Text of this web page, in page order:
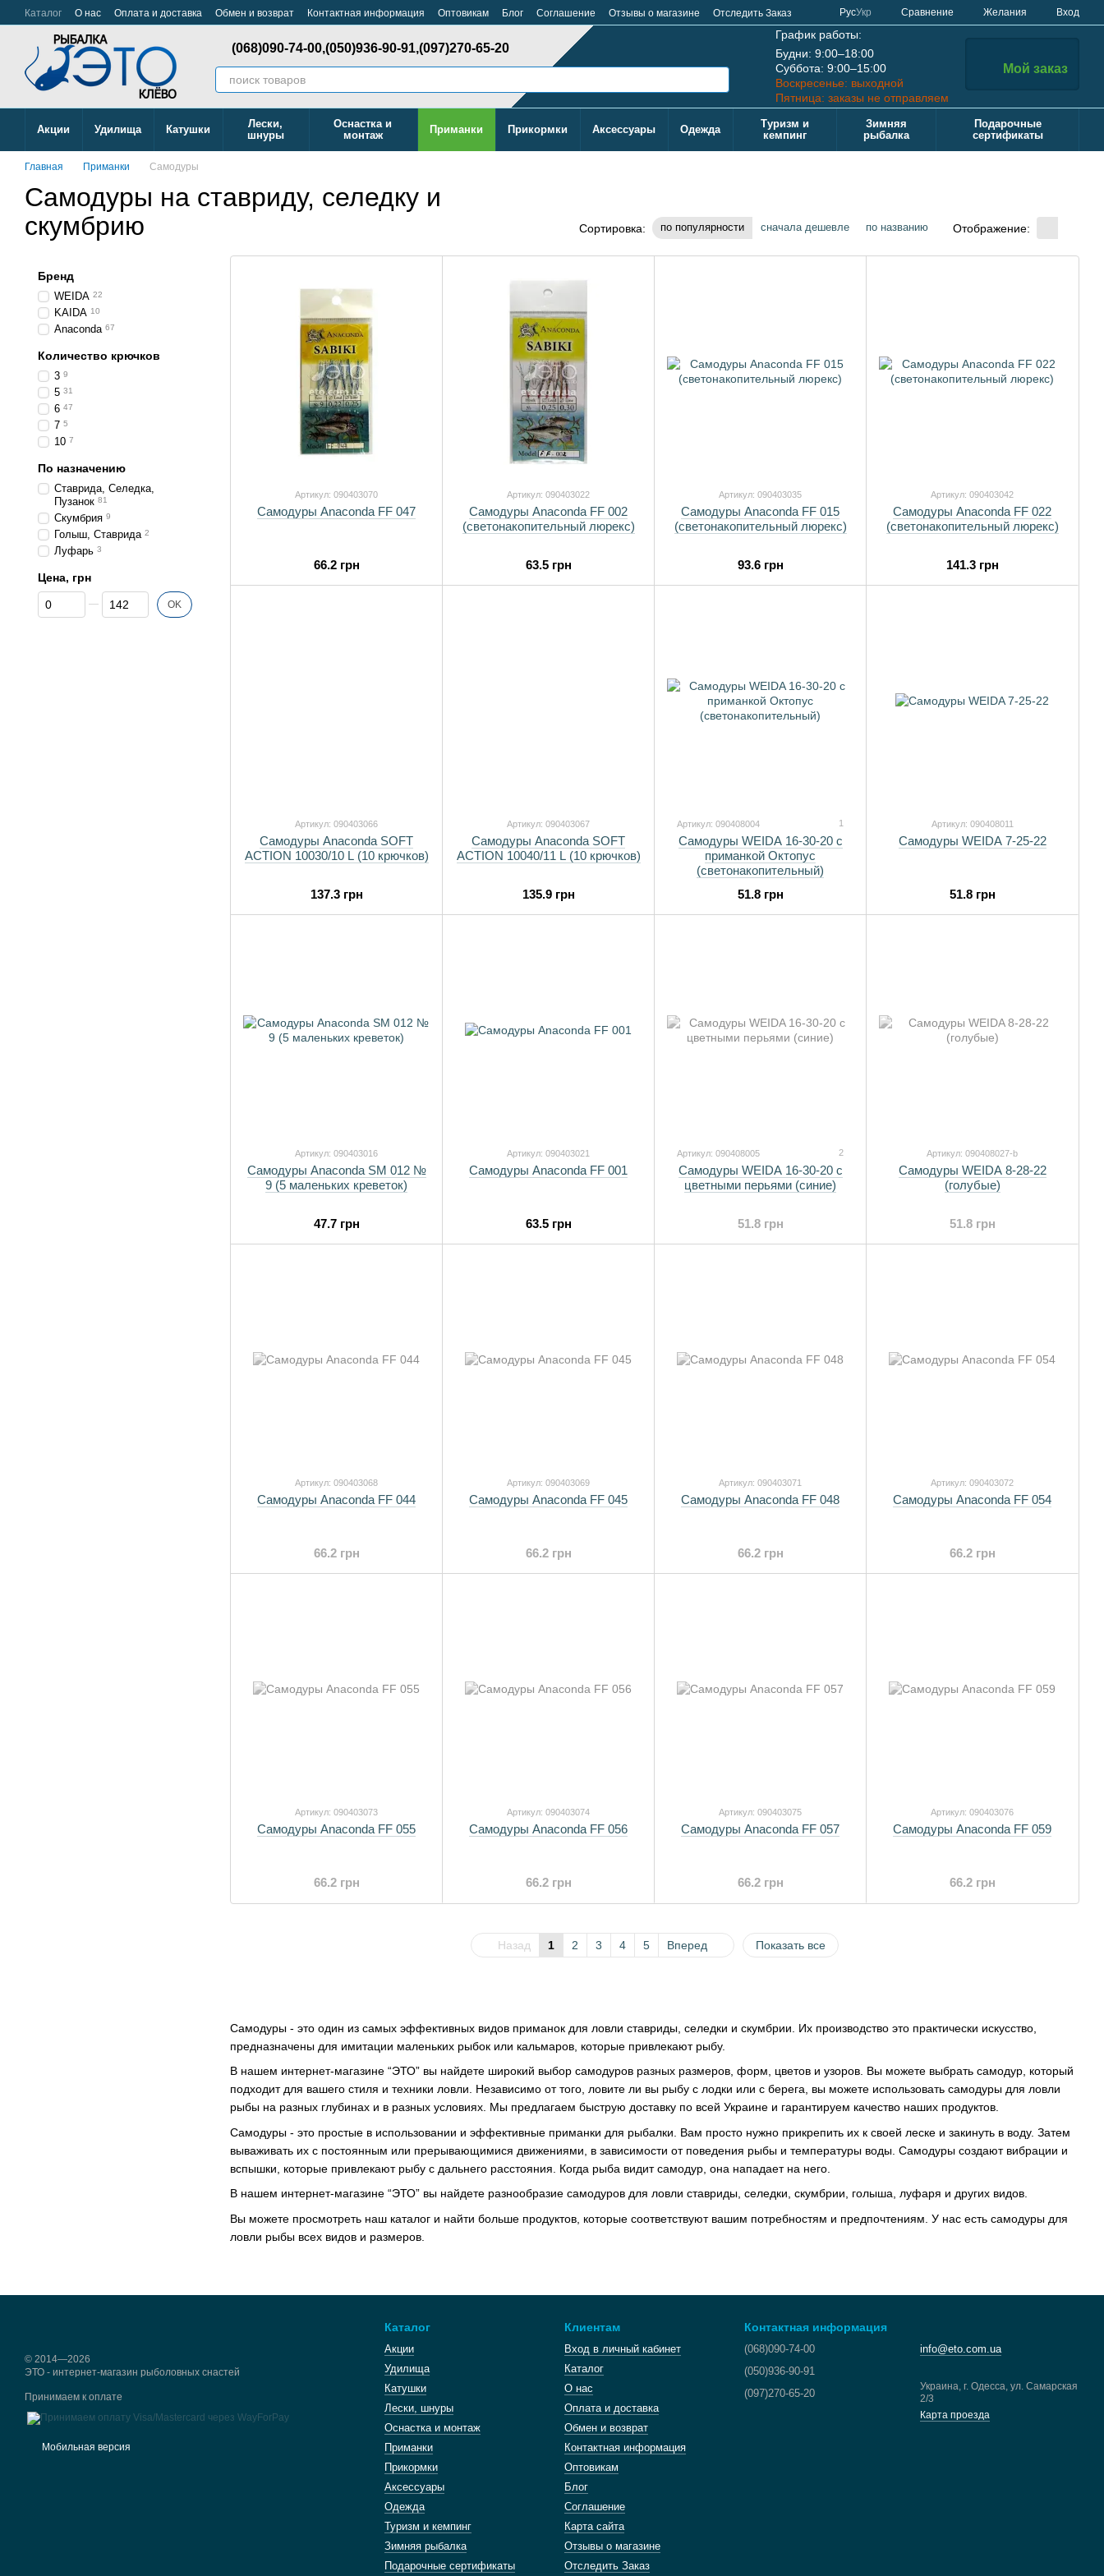
Перейти к основному контенту
Каталог О нас Оплата и доставка Обмен и возврат Контактная информация Оптовикам Блог Cоглашение Отзывы о магазине Отследить Заказ РусУкр Сравнение Желания Вход
(068)090-74-00,(050)936-90-91,(097)270-65-20
График работы:
Будни: 9:00–18:00
Суббота: 9:00–15:00
Воскресенье: выходной
Пятница: заказы не отправляем
Мой заказ
Акции Удилища Катушки
Лески,
шнуры
Оснастка и
монтаж
Приманки Прикормки Аксессуары Одежда
Туризм и
кемпинг
Зимняя
рыбалка
Подарочные
сертификаты
Главная Приманки Самодуры
Самодуры на ставриду, селедку и
скумбрию
Сортировка: по популярности сначала дешевле по названию Отображение:
Самодуры - это один из самых эффективных видов приманок для ловли ставриды, селедки и скумбрии. Их производство это практически искусство,
предназначены для имитации маленьких рыбок или кальмаров, которые привлекают рыбу.
В нашем интернет-магазине “ЭТО” вы найдете широкий выбор самодуров разных размеров, форм, цветов и узоров. Вы можете выбрать самодур, который
подходит для вашего стиля и техники ловли. Независимо от того, ловите ли вы рыбу с лодки или с берега, вы можете использовать самодуры для ловли
рыбы на разных глубинах и в разных условиях. Мы предлагаем быструю доставку по всей Украине и гарантируем качество наших продуктов.
Самодуры - это простые в использовании и эффективные приманки для рыбалки. Вам просто нужно прикрепить их к своей леске и закинуть в воду. Затем
вываживать их с постоянным или прерывающимися движениями, в зависимости от поведения рыбы и температуры воды. Самодуры создают вибрации и
вспышки, которые привлекают рыбу с дальнего расстояния. Когда рыба видит самодур, она нападает на него.
В нашем интернет-магазине “ЭТО” вы найдете разнообразие самодуров для ловли ставриды, селедки, скумбрии, голыша, луфаря и других видов.
Вы можете просмотреть наш каталог и найти больше продуктов, которые соответствуют вашим потребностям и предпочтениям. У нас есть самодуры для
ловли рыбы всех видов и размеров.
Артикул: 090403070
Самодуры Anaconda FF 047
66.2 грн
Артикул: 090403022
Самодуры Anaconda FF 002
(светонакопительный люрекс)
63.5 грн
Артикул: 090403035
Самодуры Anaconda FF 015
(светонакопительный люрекс)
93.6 грн
Артикул: 090403042
Самодуры Anaconda FF 022
(светонакопительный люрекс)
141.3 грн
Артикул: 090403066
Самодуры Anaconda SOFT
ACTION 10030/10 L (10 крючков)
137.3 грн
Артикул: 090403067
Самодуры Anaconda SOFT
ACTION 10040/11 L (10 крючков)
135.9 грн
Артикул: 090408004 1
Самодуры WEIDA 16-30-20 с
приманкой Октопус
(светонакопительный)
51.8 грн
Артикул: 090408011
Самодуры WEIDA 7-25-22
51.8 грн
Артикул: 090403016
Самодуры Anaconda SM 012 №
9 (5 маленьких креветок)
47.7 грн
Артикул: 090403021
Самодуры Anaconda FF 001
63.5 грн
Артикул: 090408005 2
Самодуры WEIDA 16-30-20 с
цветными перьями (синие)
51.8 грн
Артикул: 090408027-b
Самодуры WEIDA 8-28-22
(голубые)
51.8 грн
Артикул: 090403068
Самодуры Anaconda FF 044
66.2 грн
Артикул: 090403069
Самодуры Anaconda FF 045
66.2 грн
Артикул: 090403071
Самодуры Anaconda FF 048
66.2 грн
Артикул: 090403072
Самодуры Anaconda FF 054
66.2 грн
Артикул: 090403073
Самодуры Anaconda FF 055
66.2 грн
Артикул: 090403074
Самодуры Anaconda FF 056
66.2 грн
Артикул: 090403075
Самодуры Anaconda FF 057
66.2 грн
Артикул: 090403076
Самодуры Anaconda FF 059
66.2 грн
Назад 1 2 3 4 5 Вперед Показать все
Бренд
WEIDA 22
KAIDA 10
Anacondа 67
Количество крючков
3 9
5 31
6 47
7 5
10 7
По назначению
Ставрида, Селедка,
Пузанок 81
Скумбрия 9
Голыш, Ставрида 2
Луфарь 3
Цена, грн
От Цена, грн
До Цена, грн OK
© 2014—2026
ЭТО - интернет-магазин рыболовных снастей
Принимаем к оплате
Мобильная версия
Каталог
Акции
Удилища
Катушки
Лески, шнуры
Оснастка и монтаж
Приманки
Прикормки
Аксессуары
Одежда
Туризм и кемпинг
Зимняя рыбалка
Подарочные сертификаты
Клиентам
Вход в личный кабинет
Каталог
О нас
Оплата и доставка
Обмен и возврат
Контактная информация
Оптовикам
Блог
Cоглашение
Карта сайта
Отзывы о магазине
Отследить Заказ
Контактная информация
(068)090-74-00
(050)936-90-91
(097)270-65-20
info@eto.com.ua
Украина, г. Одесса, ул. Самарская
2/3
Карта проезда